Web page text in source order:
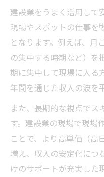
建設業をうまく活用して
現場やスポットの仕事を
となります。例えば、月
の集中する時期など）を
期に集中して現場に入る
年間を通じた収入の波を
また、長期的な視点でス
す。建設業の現場で現場
ことで、より高単価（高
増え、収入の安定化につ
けのサポートが充実した